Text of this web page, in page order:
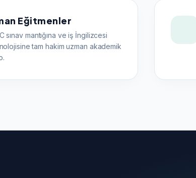
Eğitmenler
sınav mantığına ve iş İngilizcesi
tam hakim uzman akademik